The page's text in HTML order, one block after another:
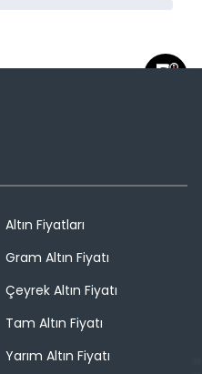
Altın Fiyatları
Gram Altın Fiyatı
Çeyrek Altın Fiyatı
Tam Altın Fiyatı
Yarım Altın Fiyatı